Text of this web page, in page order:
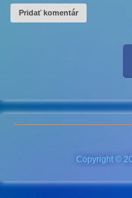
Copyright ©